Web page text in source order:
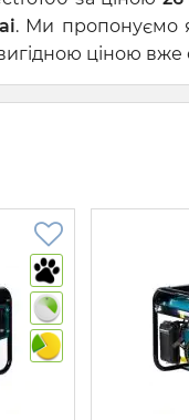
. Ми пропонуємо
ціною вже